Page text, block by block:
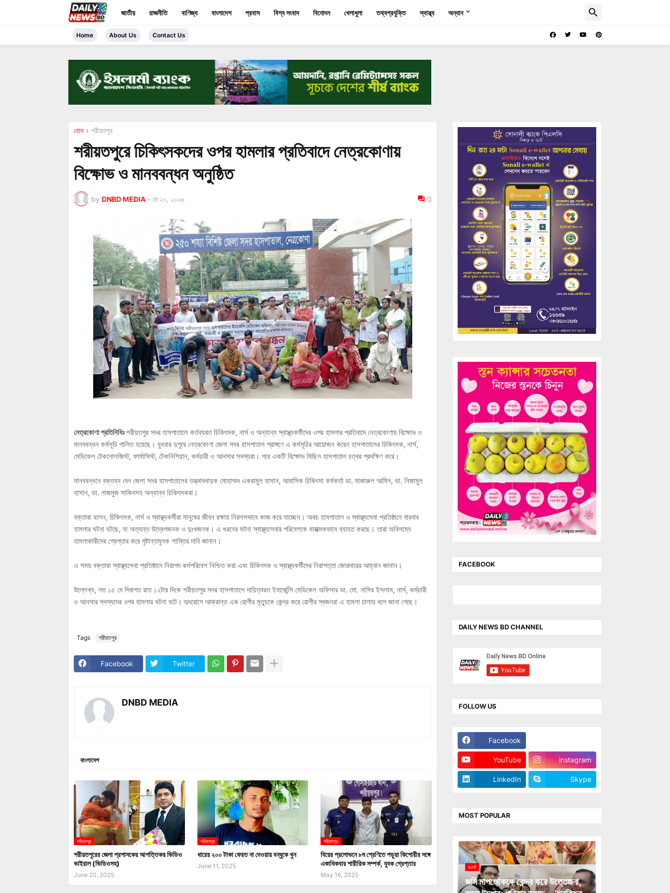
জাতীয় রাজনীতি বাণিজ্য বাংলাদেশ প্রবাস বিশ্ব সংবাদ বিনোদন খেলাধুলা তথ্যপ্রযুক্তি স্বাস্থ্য অন্যান
Home About Us Contact Us
হোম শরীয়তপুর
শরীয়তপুরে চিকিৎসকদের ওপর হামলার প্রতিবাদে নেত্রকোণায়
বিক্ষোভ ও মানববন্ধন অনুষ্ঠিত
by DNBD MEDIA - মে ২০, ২০২৬ 0
নেত্রকোণা প্রতিনিধিঃশরীয়তপুর সদর হাসপাতালে কর্তব্যরত চিকিৎসক, নার্স ও অন্যান্য স্বাস্থ্যকর্মীদের ওপর হামলার প্রতিবাদে নেত্রকোণায় বিক্ষোভ ও
মানববন্ধন কর্মসূচি পালিত হয়েছে। বুধবার দুপুরে নেত্রকোণা জেলা সদর হাসপাতাল প্রাঙ্গণে এ কর্মসূচির আয়োজন করেন হাসপাতালের চিকিৎসক, নার্স,
মেডিকেল টেকনোলজিস্ট, ফার্মাসিস্ট, টেকনিশিয়ান, কর্মচারী ও আনসার সদস্যরা। পরে একটি বিক্ষোভ মিছিল হাসপাতাল চত্বর প্রদক্ষিণ করে।
মানববন্ধনে বক্তব্য দেন জেলা সদর হাসপাতালের তত্ত্বাবধায়ক মোহাম্মদ একরামুল হাসান, আবাসিক চিকিৎসা কর্মকর্তা ডা. মাজারুল আমিন, ডা. নিজামুল
হাসান, ডা. নাজমুজ সাকিবসহ অন্যান্য চিকিৎসকরা।
বক্তারা বলেন, চিকিৎসক, নার্স ও স্বাস্থ্যকর্মীরা মানুষের জীবন রক্ষায় নিরলসভাবে কাজ করে যাচ্ছেন। অথচ হাসপাতাল ও স্বাস্থ্যসেবা প্রতিষ্ঠানে বারবার
হামলার ঘটনা ঘটছে, যা অত্যন্ত উদ্বেগজনক ও দুঃখজনক। এ ধরনের ঘটনা স্বাস্থ্যসেবার পরিবেশকে মারাত্মকভাবে ব্যাহত করছে। তারা অবিলম্বে
হামলাকারীদের গ্রেপ্তার করে দৃষ্টান্তমূলক শাস্তির দাবি জানান।
এ সময় বক্তারা স্বাস্থ্যসেবা প্রতিষ্ঠানে নিরাপদ কর্মপরিবেশ নিশ্চিত করা এবং চিকিৎসক ও স্বাস্থ্যকর্মীদের নিরাপত্তা জোরদারের আহ্বান জানান।
উল্লেখ্য, গত ১৫ মে দিবাগত রাত ১২টার দিকে শরীয়তপুর সদর হাসপাতালে দায়িত্বরত ইমার্জেন্সি মেডিকেল অফিসার ডা. মো. নাসির ইসলাম, নার্স, কর্মচারী
ও আনসার সদস্যদের ওপর হামলার ঘটনা ঘটে। হৃদরোগে আক্রান্ত এক রোগীর মৃত্যুকে কেন্দ্র করে রোগীর স্বজনরা এ হামলা চালায় বলে জানা গেছে।
Tags শরীয়তপুর
Facebook Twitter
DNBD MEDIA
বাংলাদেশ
শরীয়তপুর
শরীয়তপুরের জেলা প্রশাসকের আপত্তিকর ভিডিও
ভাইরাল (ভিডিওসহ)
June 20, 2025
শরীয়তপুর
ধারের ২০০ টাকা ফেরত না দেওয়ায় বন্ধুকে খুন
June 11, 2025
শরীয়তপুর
বিয়ের প্রলোভনে ৮ম শ্রেণিতে পড়ুয়া কিশোরীর সঙ্গে
একাধিকবার শারীরিক সম্পর্ক, যুবক গ্রেপ্তার
May 16, 2025
FACEBOOK
DAILY NEWS BD CHANNEL
FOLLOW US
Facebook
YouTube instagram
LinkedIn Skype
MOST POPULAR
নওগাঁ
জমি মাপজোককে কেন্দ্র করে উত্তেজনা,